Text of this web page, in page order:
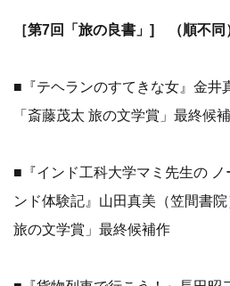
［第7回「旅の良書」] （順不同
■『テヘランのすてきな女』金
「斎藤茂太 旅の文学賞」最終候
■『インド工科大学マミ先生の
ンド体験記』山田真美（笠間書
旅の文学賞」最終候補作